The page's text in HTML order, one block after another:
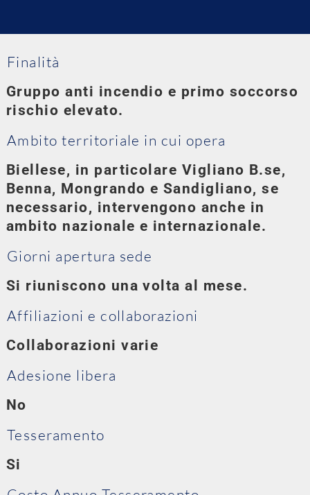
Finalità
Gruppo anti incendio e primo soccorso
rischio elevato.
Ambito territoriale in cui opera
Biellese, in particolare Vigliano B.se,
Benna, Mongrando e Sandigliano, se
necessario, intervengono anche in
ambito nazionale e internazionale.
Giorni apertura sede
Si riuniscono una volta al mese.
Affiliazioni e collaborazioni
Collaborazioni varie
Adesione libera
No
Tesseramento
Si